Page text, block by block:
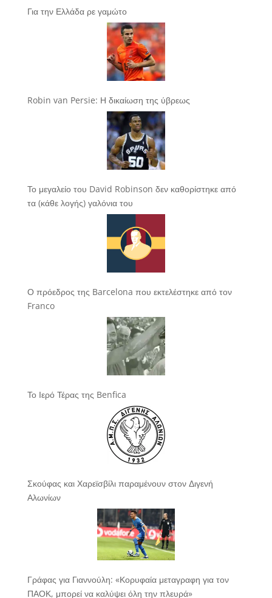
Για την Ελλάδα ρε γαμώτο
Robin van Persie: Η δικαίωση της ύβρεως
Το μεγαλείο του David Robinson δεν καθορίστηκε από
τα (κάθε λογής) γαλόνια του
Ο πρόεδρος της Barcelona που εκτελέστηκε από τον
Franco
Το Ιερό Τέρας της Benfica
Σκούφας και Χαρεϊσβίλι παραμένουν στον Διγενή
Αλωνίων
Γράφας για Γιαννούλη: «Κορυφαία μεταγραφη για τον
ΠΑΟΚ, μπορεί να καλύψει όλη την πλευρά»